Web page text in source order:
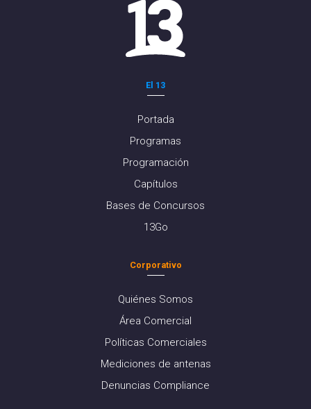
El 13
Portada
Programas
Programación
Capítulos
Bases de Concursos
13Go
Corporativo
Quiénes Somos
Área Comercial
Políticas Comerciales
Mediciones de antenas
Denuncias Compliance